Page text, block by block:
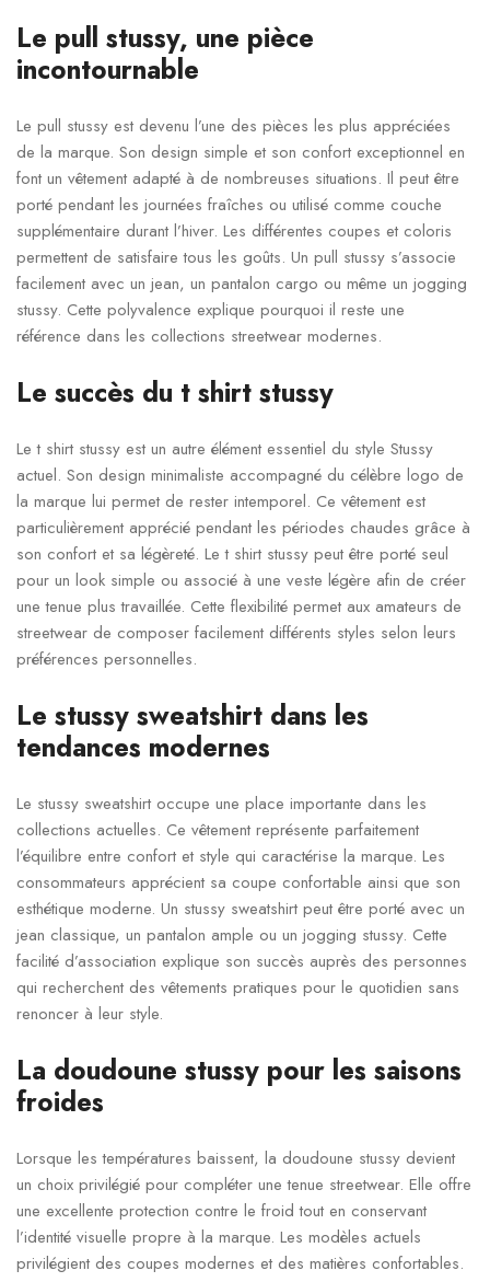
Le pull stussy, une pièce
incontournable
Le pull stussy est devenu l’une des pièces les plus appréciées
de la marque. Son design simple et son confort exceptionnel en
font un vêtement adapté à de nombreuses situations. Il peut être
porté pendant les journées fraîches ou utilisé comme couche
supplémentaire durant l’hiver. Les différentes coupes et coloris
permettent de satisfaire tous les goûts. Un pull stussy s’associe
facilement avec un jean, un pantalon cargo ou même un jogging
stussy. Cette polyvalence explique pourquoi il reste une
référence dans les collections streetwear modernes.
Le succès du t shirt stussy
Le t shirt stussy est un autre élément essentiel du style Stussy
actuel. Son design minimaliste accompagné du célèbre logo de
la marque lui permet de rester intemporel. Ce vêtement est
particulièrement apprécié pendant les périodes chaudes grâce à
son confort et sa légèreté. Le t shirt stussy peut être porté seul
pour un look simple ou associé à une veste légère afin de créer
une tenue plus travaillée. Cette flexibilité permet aux amateurs de
streetwear de composer facilement différents styles selon leurs
préférences personnelles.
Le stussy sweatshirt dans les
tendances modernes
Le stussy sweatshirt occupe une place importante dans les
collections actuelles. Ce vêtement représente parfaitement
l’équilibre entre confort et style qui caractérise la marque. Les
consommateurs apprécient sa coupe confortable ainsi que son
esthétique moderne. Un stussy sweatshirt peut être porté avec un
jean classique, un pantalon ample ou un jogging stussy. Cette
facilité d’association explique son succès auprès des personnes
qui recherchent des vêtements pratiques pour le quotidien sans
renoncer à leur style.
La doudoune stussy pour les saisons
froides
Lorsque les températures baissent, la doudoune stussy devient
un choix privilégié pour compléter une tenue streetwear. Elle offre
une excellente protection contre le froid tout en conservant
l’identité visuelle propre à la marque. Les modèles actuels
privilégient des coupes modernes et des matières confortables.